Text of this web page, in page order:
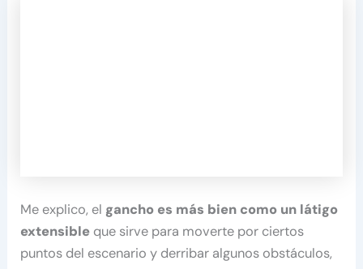
Me explico, el gancho es más bien como un látigo
extensible que sirve para moverte por ciertos
puntos del escenario y derribar algunos obstáculos,